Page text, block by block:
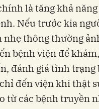
là tăng khả
Nếu trước kia
thông thường
bệnh viện để
đánh giá tình
đến viện khi thật
từ các bệnh truyền